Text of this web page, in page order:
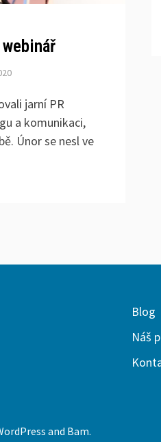
jarní PR
a komunikaci,
Únor se nesl ve
Blog
Náš
and Bam.